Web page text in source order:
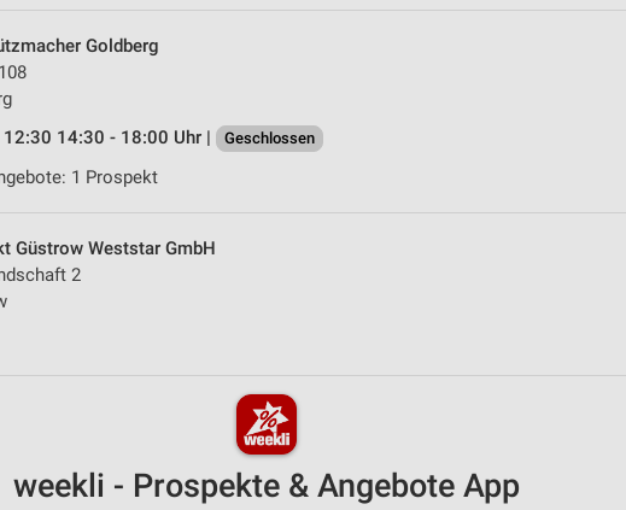
Goldberg
14:30 - 18:00 Uhr |
Geschlossen
1 Prospekt
Güstrow Weststar GmbH
2
weekli - Prospekte & Angebote App